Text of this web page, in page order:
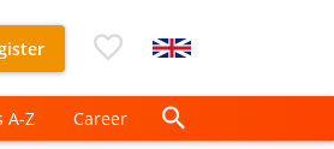
A-Z Career